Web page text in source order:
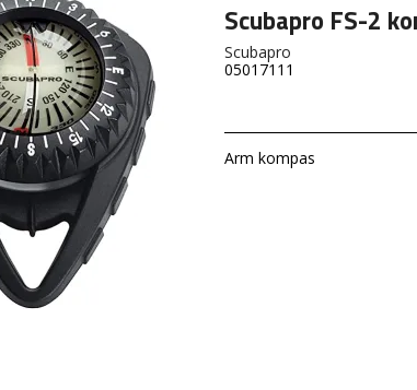
Scubapro FS-2
Scubapro
05017111
Arm kompas